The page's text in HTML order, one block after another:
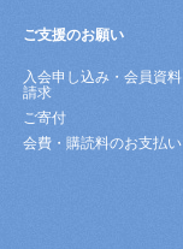
ご支援のお願い
入会申し込み・会員資料
請求
ご寄付
会費・購読料のお支払い